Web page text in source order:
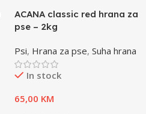
ACANA classic red hrana za
pse – 2kg
Psi, Hrana za pse, Suha hrana
In stock
65,00 KM